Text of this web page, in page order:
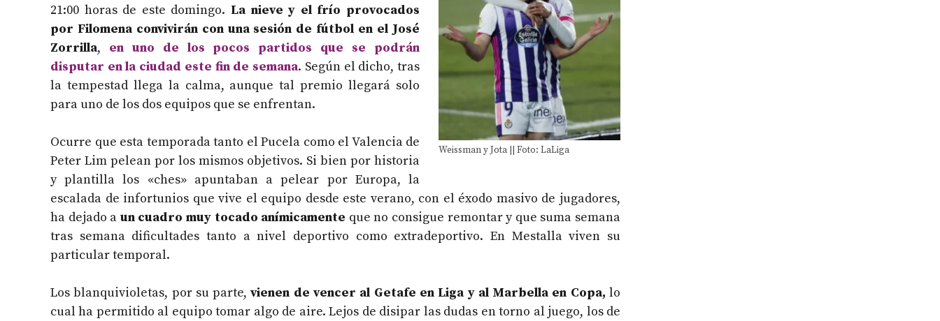
Weissman y Jota || Foto: LaLiga
21:00 horas de este domingo. La nieve y el frío provocados
por Filomena convivirán con una sesión de fútbol en el José
Zorrilla, en uno de los pocos partidos que se podrán
disputar en la ciudad este fin de semana. Según el dicho, tras
la tempestad llega la calma, aunque tal premio llegará solo
para uno de los dos equipos que se enfrentan.
Ocurre que esta temporada tanto el Pucela como el Valencia de
Peter Lim pelean por los mismos objetivos. Si bien por historia
y plantilla los «ches» apuntaban a pelear por Europa, la
escalada de infortunios que vive el equipo desde este verano, con el éxodo masivo de jugadores,
ha dejado a un cuadro muy tocado anímicamente que no consigue remontar y que suma semana
tras semana dificultades tanto a nivel deportivo como extradeportivo. En Mestalla viven su
particular temporal.
Los blanquivioletas, por su parte, vienen de vencer al Getafe en Liga y al Marbella en Copa, lo
cual ha permitido al equipo tomar algo de aire. Lejos de disipar las dudas en torno al juego, los de